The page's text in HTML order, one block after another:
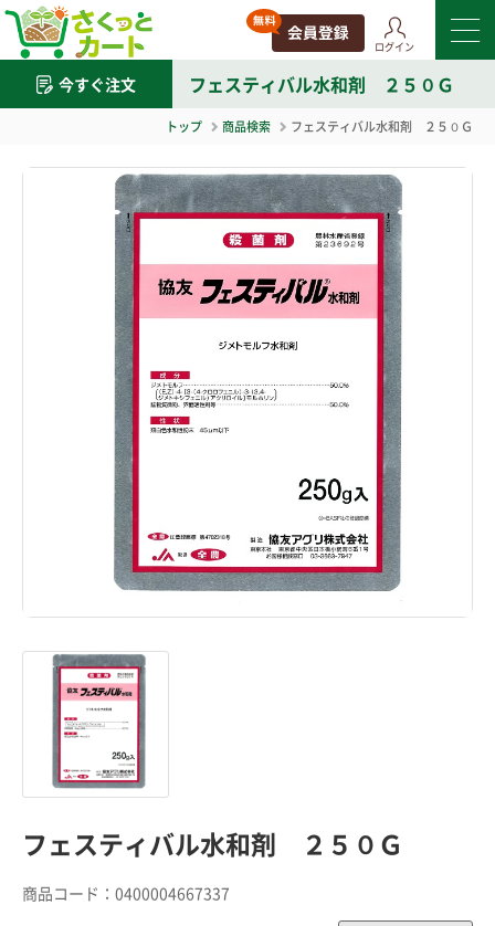
ログイン
今すぐ注文 フェスティバル水和剤 ２５０Ｇ
トップ 商品検索 フェスティバル水和剤 ２５０Ｇ
フェスティバル水和剤 ２５０Ｇ
商品コード： 0400004667337